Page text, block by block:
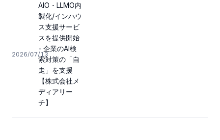
2026/07/13
AIO・LLMO内
製化/インハウ
ス支援サービ
スを提供開始
- 企業のAI検
索対策の「自
走」を支援
【株式会社メ
ディアリー
チ】